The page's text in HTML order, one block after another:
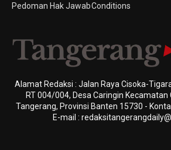
Pedoman Hak JawabConditions
Alamat Redaksi : Jalan Raya Cisoka-
RT 004/004, Desa Caringin Kecamatan
Tangerang, Provinsi Banten 15730 -
E-mail :